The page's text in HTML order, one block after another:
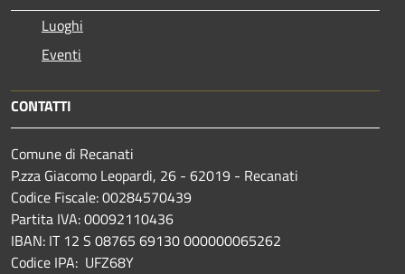
Luoghi
Eventi
CONTATTI
Comune di Recanati
P.zza Giacomo Leopardi, 26 - 62019 - Recanati
Codice Fiscale: 00284570439
Partita IVA: 00092110436
IBAN: IT 12 S 08765 69130 000000065262
Codice IPA: UFZ68Y